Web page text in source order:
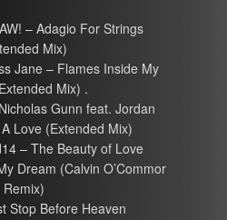
– Adagio For Strings
Mix)
Jane – Flames Inside My
Mix) .
Gunn feat. Jordan
Love (Extended Mix)
– The Beauty of Love
Dream (Calvin O’Commor
Remix)
Stop Before Heaven